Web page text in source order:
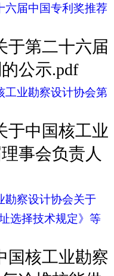
六届中国专利奖推荐
于第二十六届
公示.pdf
工业勘察设计协会第
于中国核工业
事会负责人
勘察设计协会关于
选择技术规定》等
国核工业勘察